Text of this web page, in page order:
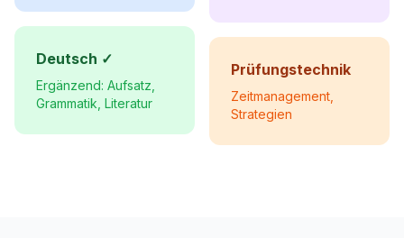
Deutsch ✓
Ergänzend: Aufsatz,
Grammatik, Literatur
Prüfungstechnik
Zeitmanagement,
Strategien